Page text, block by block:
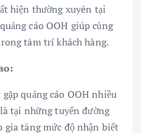
hiện thường xuyên tại
cáo OOH giúp củng
tâm trí khách hàng.
quảng cáo OOH nhiều
tại những tuyến đường
gia tăng mức độ nhận biết